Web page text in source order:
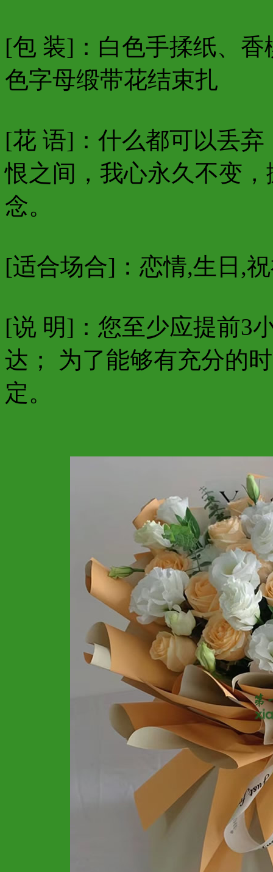
[包 装]：白色手揉纸、
色字母缎带花结束扎
[花 语]：什么都可以丢
恨之间，我心永久不变
念。
[适合场合]：恋情,生日,
[说 明]：您至少应提前3
达； 为了能够有充分的
定。